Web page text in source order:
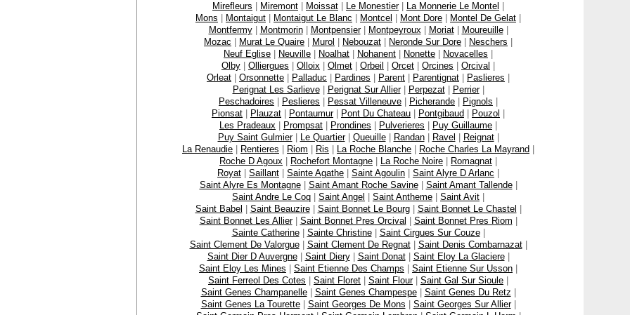
Mirefleurs
Miremont Moissat Le Monestier| La Monnerie Le Montel
Mons
Montaigut Montaigut Le Blanc Montcel Mont Dore Montel De Gelat
Montfermy| Montmorin| Montpensier| Montpeyroux| Moriat| Moureuille|
Mozac
Murat Le Quaire Murol Nebouzat Neronde Sur Dore Neschers
Neuf Eglise
Neuville Noalhat Nohanent Nonette Novacelles
Olby
Olliergues Olloix Olmet Orbeil Orcet Orcines Orcival
Orleat
Orsonnette Palladuc Pardines Parent Parentignat Paslieres
Perignat Les Sarlieve| Perignat Sur Allier| Perpezat| Perrier|
Peschadoires
Peslieres Pessat Villeneuve Picherande Pignols
Pionsat
Plauzat Pontaumur| Pont Du Chateau Pontgibaud Pouzol
Les Pradeaux
Prompsat Prondines Pulverieres Puy Guillaume
Puy Saint Gulmier| Le Quartier| Queuille| Randan| Ravel Reignat|
La Renaudie
Rentieres Riom Ris La Roche Blanche Roche Charles La Mayrand
Roche D Agoux
Rochefort Montagne La Roche Noire Romagnat
Royat
Saillant Sainte Agathe Saint Agoulin Saint Alyre D Arlanc
Saint Alyre Es Montagne| Saint Amant Roche Savine| Saint Amant Tallende|
Saint Andre Le Coq
Saint Angel Saint Antheme Saint Avit
Saint Babel
Saint Beauzire| Saint Bonnet Le Bourg| Saint Bonnet Le Chastel
Saint Bonnet Les Allier| Saint Bonnet Pres Orcival Saint Bonnet Pres Riom
Sainte Catherine| Sainte Christine| Saint Cirgues Sur Couze|
Saint Clement De Valorgue| Saint Clement De Regnat| Saint Denis Combarnazat|
Saint Dier D Auvergne| Saint Diery| Saint Donat| Saint Eloy La Glaciere|
Saint Eloy Les Mines
Saint Etienne Des Champs Saint Etienne Sur Usson
Saint Ferreol Des Cotes
Saint Floret Saint Flour| Saint Gal Sur Sioule
Saint Genes Champanelle| Saint Genes Champespe| Saint Genes Du Retz
Saint Genes La Tourette| Saint Georges De Mons Saint Georges Sur Allier|